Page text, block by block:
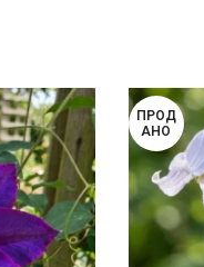
ПРОД
АНО